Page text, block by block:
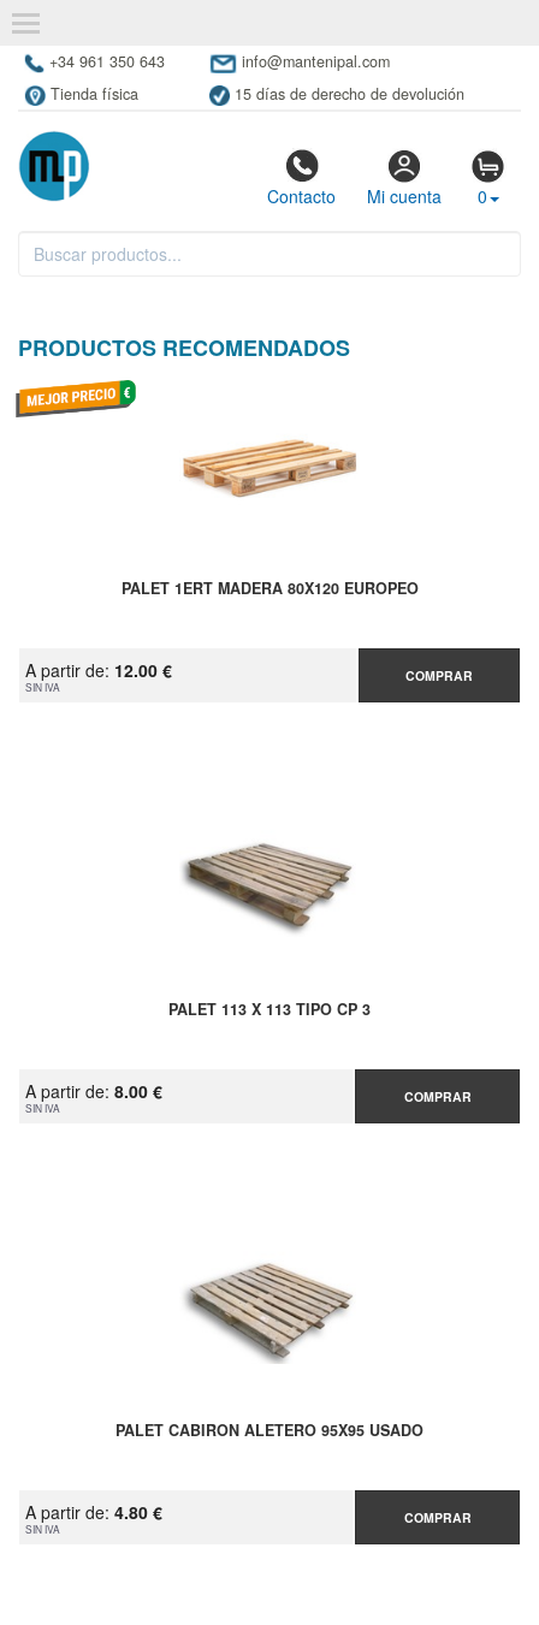
+34 961 350 643
info@mantenipal.com
Tienda física
15 días de derecho de devolución
Contacto Mi cuenta 0
PRODUCTOS RECOMENDADOS
PALET 1ERT MADERA 80X120 EUROPEO
A partir de: 12.00 €
SIN IVA
COMPRAR
PALET 113 X 113 TIPO CP 3
A partir de: 8.00 €
SIN IVA
COMPRAR
PALET CABIRON ALETERO 95X95 USADO
A partir de: 4.80 €
SIN IVA
COMPRAR